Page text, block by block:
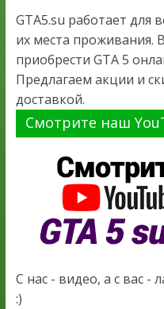
GTA5.su работает для
их места проживания.
приобрести GTA 5
Предлагаем акции и
доставкой.
Смотрите наш
С нас - видео, а с вас -
:)